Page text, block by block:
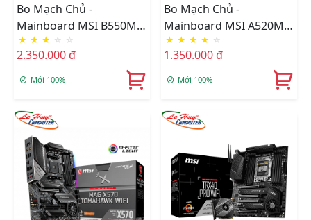
Bo Mạch Chủ -
Mainboard MSI B550M
PRO-VDH
★ ★ ★ ☆ ☆
2.350.000 đ
Mới 100%
Bo Mạch Chủ -
Mainboard MSI A520M
PRO
★ ★ ★ ★ ☆
1.350.000 đ
Mới 100%